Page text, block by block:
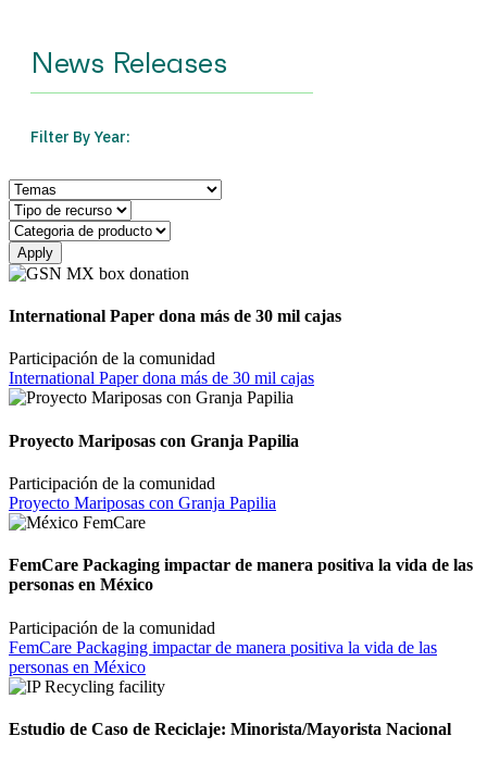
International Paper dona más de 30 mil cajas
Participación de la comunidad
International Paper dona más de 30 mil cajas
Proyecto Mariposas con Granja Papilia
Participación de la comunidad
Proyecto Mariposas con Granja Papilia
FemCare Packaging impactar de manera positiva la vida de las
personas en México
Participación de la comunidad
FemCare Packaging impactar de manera positiva la vida de las
personas en México
Estudio de Caso de Reciclaje: Minorista/Mayorista Nacional